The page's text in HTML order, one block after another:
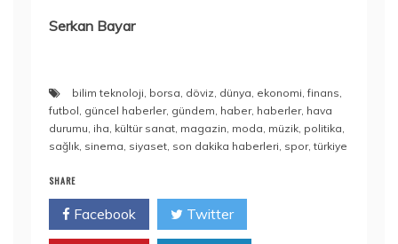
Serkan Bayar
bilim teknoloji, borsa, döviz, dünya, ekonomi,finans,
futbol, güncel haberler, gündem, haber, haberler, hava
durumu, iha, kültür sanat, magazin, moda, müzik, politika,
sağlık, sinema, siyaset, son dakika haberleri, spor,türkiye
SHARE
Facebook Twitter